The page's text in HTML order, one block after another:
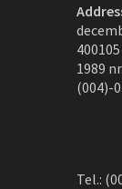
1989
(004)-
Tel.: